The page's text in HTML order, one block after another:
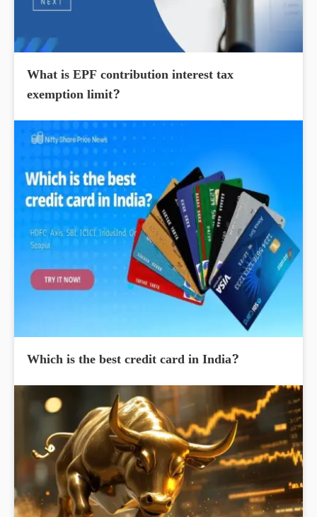
What is EPF contribution interest tax
exemption limit?
Which is the best credit card in India?